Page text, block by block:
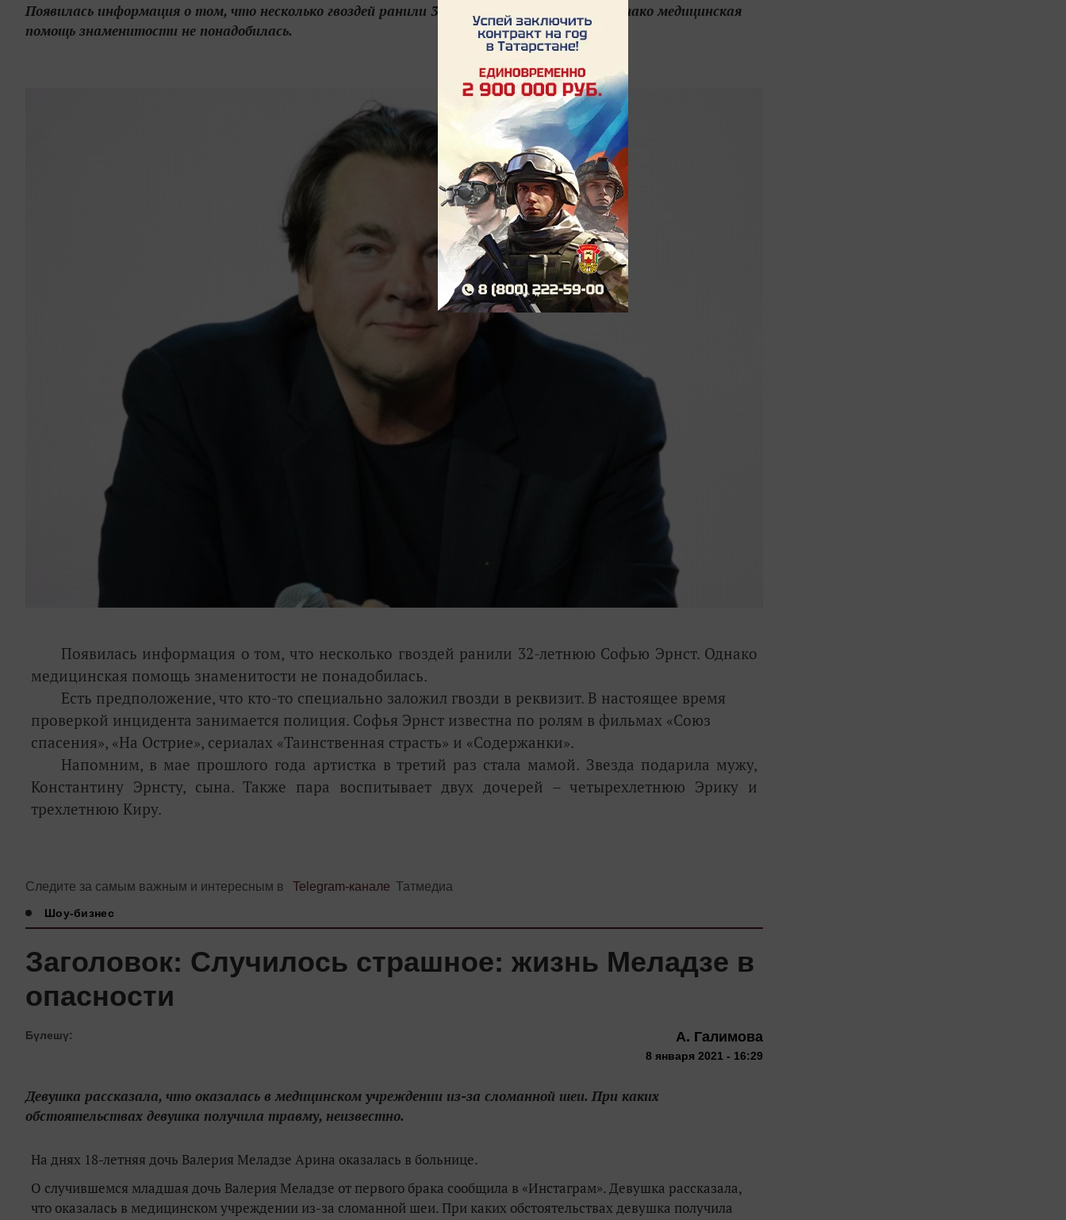
Появилась информация о том, что несколько гвоздей ранили 32-летнюю Софью Эрнст. Однако медицинская
помощь знаменитости не понадобилась.
Появилась информация о том, что несколько гвоздей ранили 32-летнюю Софью Эрнст. Однако
медицинская помощь знаменитости не понадобилась.
Есть предположение, что кто-то специально заложил гвозди в реквизит. В настоящее время
проверкой инцидента занимается полиция. Софья Эрнст известна по ролям в фильмах «Союз
спасения», «На Острие», сериалах «Таинственная страсть» и «Содержанки».
Напомним, в мае прошлого года артистка в третий раз стала мамой. Звезда подарила мужу,
Константину Эрнсту, сына. Также пара воспитывает двух дочерей – четырехлетнюю Эрику и
трехлетнюю Киру.
Следите за самым важным и интересным в Telegram-канале Татмедиа
Шоу-бизнес
Заголовок: Случилось страшное: жизнь Меладзе в
опасности
Бүлешү: А. Галимова
8 января 2021 - 16:29
Девушка рассказала, что оказалась в медицинском учреждении из-за сломанной шеи. При каких
обстоятельствах девушка получила травму, неизвестно.
На днях 18-летняя дочь Валерия Меладзе Арина оказалась в больнице.
О случившемся младшая дочь Валерия Меладзе от первого брака сообщила в «Инстаграм». Девушка рассказала,
что оказалась в медицинском учреждении из-за сломанной шеи. При каких обстоятельствах девушка получила